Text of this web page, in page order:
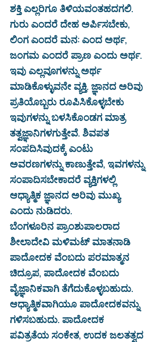
ಶಕ್ತಿ ಎಲ್ಲರಿಗೂ ತಿಳಿಯವಂತಹದಗಲಿ.
ಗುರು ಎಂದರೆ ದೇಹ ಅರ್ಪಿಸಬೇಕು,
ಲಿಂಗ ಎಂದರೆ ಮನ: ಎಂದ ಅರ್ಥ,
ಜಂಗಮ ಎಂದರೆ ಪ್ರಾಣ ಎಂದು ಅರ್ಥ.
ಇವು ಎಲ್ಲವೂಗಳನ್ನು ಅರ್ಥ
ಮಾಡಿಕೊಳ್ಳುವನೇ ವ್ಯಕ್ತಿ. ಜ್ಞಾನದ ಅರಿವು
ಪ್ರತಿಯೊಬ್ಬರು ರೂಪಿಸಿಕೊಳ್ಳಬೇಕು
ಇವುಗಳನ್ನು ಬಳಸಿಕೊಂಡಗ ಮಾತ್ರ
ತತ್ವಜ್ಞಾನಿಗಳಗುತ್ತೇವೆ. ಶಿವಪತ
ಸಂಪದಿಸಿವುದಕ್ಕೆ ಎಂಟು
ಅವರಣಗಳನ್ನು ಕಾಣುತ್ತೇವೆ, ಇವಗಳನ್ನು
ಸಂಪಾದಿಸಬೇಕಾದರೆ ವ್ಯಕ್ತಿಗಳಲ್ಲಿ
ಆಧ್ಯಾತ್ಮಿಕ ಜ್ಞಾನದ ಅರಿವು ಮುಖ್ಯ
ಎಂದು ನುಡಿದರು.
ಬೆಂಗಳೂರಿನ ಪ್ರಾಂಶುಪಾಲರಾದ
ಶೀಲಾದೇವಿ ಮಳಿಮಟ್ ಮಾತನಾಡಿ
ಪಾದೋದಕ ವೆಂಬದು ಪರಮಾತ್ಮನ
ಚಿದ್ರೂಪ, ಪಾದೋದಕ ವೆಂಬದು
ವೈಜ್ಞಾನಿಕವಾಗಿ ತೆಗೆದುಕೊಳ್ಳಬಹುದು.
ಆಧ್ಯಾತ್ಮಿಕವಾಗಿಯೂ ಪಾದೋದಕವನ್ನು
ಗಳಿಸಬಹುದು. ಪಾದೋದಕ
ಪವಿತ್ರತೆಯ ಸಂಕೇತ, ಉದಕ ಜಲತತ್ವದ